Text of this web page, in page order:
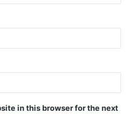
in this browser for the next